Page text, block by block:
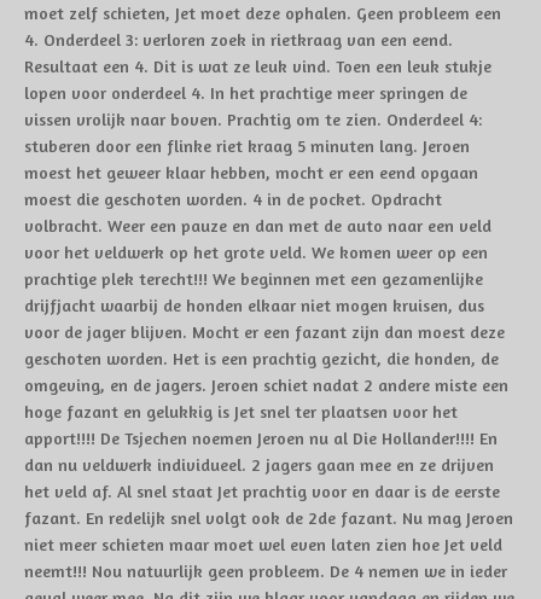
moet zelf schieten, Jet moet deze ophalen. Geen probleem een
4. Onderdeel 3: verloren zoek in rietkraag van een eend.
Resultaat een 4. Dit is wat ze leuk vind. Toen een leuk stukje
lopen voor onderdeel 4. In het prachtige meer springen de
vissen vrolijk naar boven. Prachtig om te zien. Onderdeel 4:
stuberen door een flinke riet kraag 5 minuten lang. Jeroen
moest het geweer klaar hebben, mocht er een eend opgaan
moest die geschoten worden. 4 in de pocket. Opdracht
volbracht. Weer een pauze en dan met de auto naar een veld
voor het veldwerk op het grote veld. We komen weer op een
prachtige plek terecht!!! We beginnen met een gezamenlijke
drijfjacht waarbij de honden elkaar niet mogen kruisen, dus
voor de jager blijven. Mocht er een fazant zijn dan moest deze
geschoten worden. Het is een prachtig gezicht, die honden, de
omgeving, en de jagers. Jeroen schiet nadat 2 andere miste een
hoge fazant en gelukkig is Jet snel ter plaatsen voor het
apport!!!! De Tsjechen noemen Jeroen nu al Die Hollander!!!! En
dan nu veldwerk individueel. 2 jagers gaan mee en ze drijven
het veld af. Al snel staat Jet prachtig voor en daar is de eerste
fazant. En redelijk snel volgt ook de 2de fazant. Nu mag Jeroen
niet meer schieten maar moet wel even laten zien hoe Jet veld
neemt!!! Nou natuurlijk geen probleem. De 4 nemen we in ieder